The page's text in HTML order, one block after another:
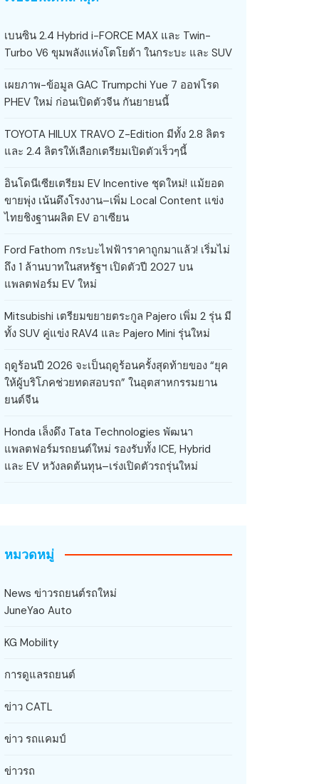
เบนซิน 2.4 Hybrid i-FORCE MAX และ Twin-
Turbo V6 ขุมพลังแห่งโตโยต้า ในกระบะ และ SUV
เผยภาพ-ข้อมูล GAC Trumpchi Yue 7 ออฟโรด
PHEV ใหม่ ก่อนเปิดตัวจีน กันยายนนี้
TOYOTA HILUX TRAVO Z-Edition มีทั้ง 2.8 ลิตร
และ 2.4 ลิตรให้เลือกเตรียมเปิดตัวเร็วๆนี้
อินโดนีเซียเตรียม EV Incentive ชุดใหม่! แม้ยอด
ขายพุ่ง เน้นดึงโรงงาน–เพิ่ม Local Content แข่ง
ไทยชิงฐานผลิต EV อาเซียน
Ford Fathom กระบะไฟฟ้าราคาถูกมาแล้ว! เริ่มไม่
ถึง 1 ล้านบาทในสหรัฐฯ เปิดตัวปี 2027 บน
แพลตฟอร์ม EV ใหม่
Mitsubishi เตรียมขยายตระกูล Pajero เพิ่ม 2 รุ่น มี
ทั้ง SUV คู่แข่ง RAV4 และ Pajero Mini รุ่นใหม่
ฤดูร้อนปี 2026 จะเป็นฤดูร้อนครั้งสุดท้ายของ “ยุค
ให้ผู้บริโภคช่วยทดสอบรถ” ในอุตสาหกรรมยาน
ยนต์จีน
Honda เล็งดึง Tata Technologies พัฒนา
แพลตฟอร์มรถยนต์ใหม่ รองรับทั้ง ICE, Hybrid
และ EV หวังลดต้นทุน–เร่งเปิดตัวรถรุ่นใหม่
หมวดหมู่
News ข่าวรถยนต์รถใหม่
JuneYao Auto
KG Mobility
การดูแลรถยนต์
ข่าว CATL
ข่าว รถแคมป์
ข่าวรถ